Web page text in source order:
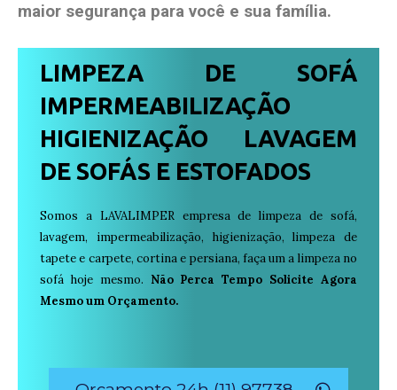
maior segurança para você e sua família.
LIMPEZA DE SOFÁ
IMPERMEABILIZAÇÃO
HIGIENIZAÇÃO LAVAGEM
DE SOFÁS E ESTOFADOS
Somos a LAVALIMPER empresa de limpeza de sofá,
lavagem, impermeabilização, higienização, limpeza de
tapete e carpete, cortina e persiana, faça um a limpeza no
sofá hoje mesmo. Não Perca Tempo Solicite Agora
Mesmo um Orçamento.